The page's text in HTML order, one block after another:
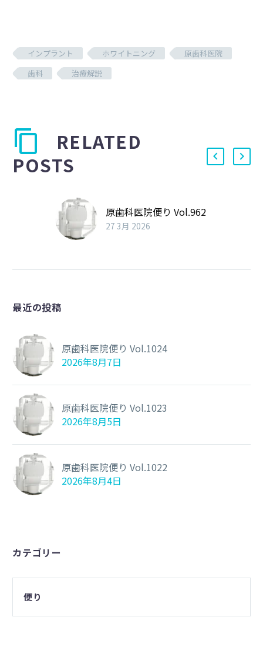
インプラント ホワイトニング
原歯科医院
歯科
治療解説
RELATED
POSTS
原歯科医院便り Vol.962
27 3月 2026
最近の投稿
原歯科医院便り Vol.1024
2026年8月7日
原歯科医院便り Vol.1023
2026年8月5日
原歯科医院便り Vol.1022
2026年8月4日
カテゴリー
便り